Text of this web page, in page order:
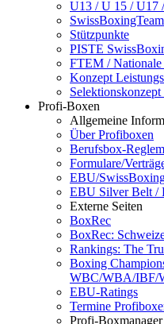
U13 / U 15 / U17
SwissBoxingTeam
Stützpunkte
PISTE
FTEM / Nationale
Konzept
Profi-Boxen
Allgemeine
Über Profiboxen
Berufsbox-
Formulare/
EBU/
EBU Silver Belt /
Externe Seiten
BoxRec
BoxRec:
Rankings: The
Boxing
WBC/WBA/IBF/
EBU-Ratings
Termine
Profi-Boxmanager